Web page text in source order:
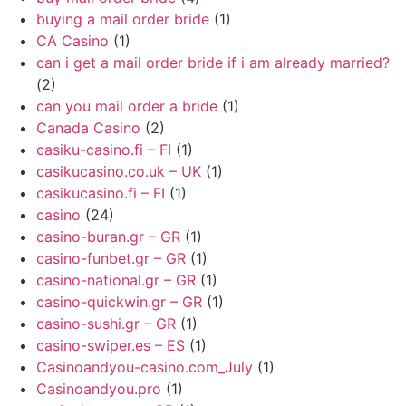
buying a mail order bride (1)
CA Casino (1)
can i get a mail order bride if i am already married?
(2)
can you mail order a bride (1)
Canada Casino (2)
casiku-casino.fi – FI (1)
casikucasino.co.uk – UK (1)
casikucasino.fi – FI (1)
casino (24)
casino-buran.gr – GR (1)
casino-funbet.gr – GR (1)
casino-national.gr – GR (1)
casino-quickwin.gr – GR (1)
casino-sushi.gr – GR (1)
casino-swiper.es – ES (1)
Casinoandyou-casino.com_July (1)
Casinoandyou.pro (1)